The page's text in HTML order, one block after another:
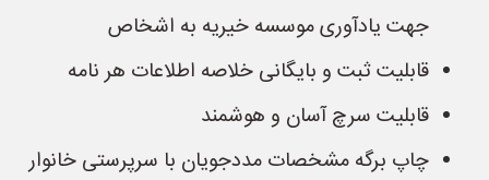
جهت یادآوری موسسه خیریه به اشخاص
قابلیت ثبت و بایگانی خلاصه اطلاعات هر نامه
قابلیت سرچ آسان و هوشمند
چاپ برگه مشخصات مددجویان با سرپرستی خانوار